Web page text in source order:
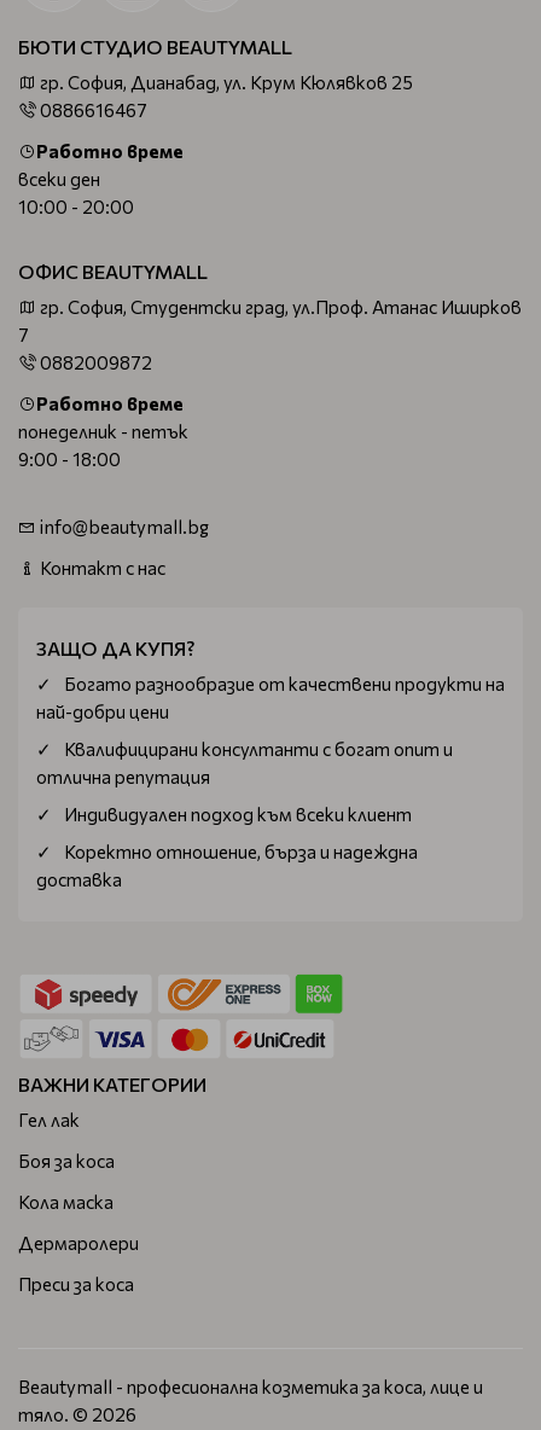
БЮТИ СТУДИО BEAUTYMALL
гр. София, Дианабад, ул. Крум Кюлявков 25
0886616467
Работно време
всеки ден
10:00 - 20:00
ОФИС BEAUTYMALL
гр. София, Студентски град, ул.Проф. Атанас Иширков
7
0882009872
Работно време
понеделник - петък
9:00 - 18:00
info@beautymall.bg
Контакт с нас
ЗАЩО ДА КУПЯ?
Богатo разнообразие от качествени продукти на
най-добри цени
Квалифицирани консултанти с богат опит и
отлична репутация
Индивидуален подход към всеки клиент
Коректно отношение, бърза и надеждна
доставка
ВАЖНИ КАТЕГОРИИ
Гел лак
Боя за коса
Кола маска
Дермаролери
Преси за коса
Beautymall - професионална козметика за коса, лице и
тяло. © 2026